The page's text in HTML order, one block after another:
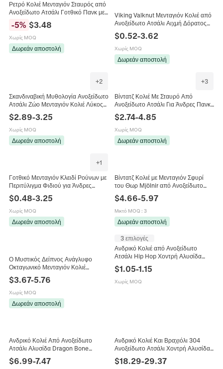
Ρετρό Κολιέ Μενταγιόν Σταυρός από
Ανοξείδωτο Ατσάλι Γοτθικό Πανκ με
Μαύρη Πέτρα Κοσμήματα Μόδας για
Άνδρες και Γυναίκες Δώρο
-5% $3.48
Χωρίς MOQ
Δωρεάν αποστολή
Viking Valknut Μενταγιόν Κολιέ από
Ανοξείδωτο Ατσάλι Αιχμή Δόρατος
Κοσμήματα Βίντατζ
$0.52-3.62
Χωρίς MOQ
Δωρεάν αποστολή
+2
Σκανδιναβική Μυθολογία Ανοξείδωτο
Ατσάλι Ζώο Μενταγιόν Κολιέ Λύκος
Λιοντάρι Λεοπάρδαλη Κεφάλι
Distressed Biker Κοσμήματα
Γοτθικό Ανδρικό Ρετρό Κολιέ
$2.89-3.25
Χωρίς MOQ
Δωρεάν αποστολή
+3
Βίντατζ Κολιέ Με Σταυρό Από
Ανοξείδωτο Ατσάλι Για Άνδρες Πανκ
Γοτθικό Σχέδιο Καρφιού Μενταγιόν
Σταυρός Κοσμήματα Για Άνδρες
$2.74-4.85
Χωρίς MOQ
Δωρεάν αποστολή
+1
Γοτθικό Μενταγιόν Κλειδί Ρούνων με
Περιτύλιγμα Φιδιού για Άνδρες
Ανοξείδωτο Ατσάλι Αντίκες Ασήμι
Σκοτεινό Ρετρό Λαβύρινθος Σταυρός
Κοσμήματα
$0.48-3.25
Χωρίς MOQ
Δωρεάν αποστολή
Βίντατζ Κολιέ με Μενταγιόν Σφυρί
του Θωρ Mjölnir από Ανοξείδωτο
Ατσάλι 316L Πανκ Ροκ Σκανδιναβικά
Κοσμήματα για Άνδρες
$4.66-5.97
Μικτό MOQ : 3
Δωρεάν αποστολή
Ο Μυστικός Δείπνος Ανάγλυφο
Οκταγωνικό Μενταγιόν Κολιέ
Περίγραμμα Αλυσίδα Θρησκευτικά
Κοσμήματα
$3.67-5.76
Χωρίς MOQ
Δωρεάν αποστολή
3 επιλογές
Ανδρικό Κολιέ από Ανοξείδωτο
Ατσάλι Hip Hop Χοντρή Αλυσίδα
Rolo Τεχνητό Μαργαριτάρι Ασημί
Χρώμα Κοσμήματα Streetwear
$1.05-1.15
Χωρίς MOQ
Ανδρικό Κολιέ Από Ανοξείδωτο
Ατσάλι Αλυσίδα Dragon Bone
Vintage Αντίκα Ασημί Βιομηχανικού
Στυλ Αλυσίδα Για Άνδρες
$6.99-7.47
Ανδρικό Κολιέ Και Βραχιόλι 304
Ανοξείδωτο Ατσάλι Χοντρή Αλυσίδα
Δίχρωμο Χρυσό Μαύρο Hip Hop
Punk Streetwear Κοσμήματα
$18.29-29.37